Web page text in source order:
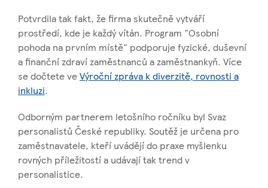
Potvrdila tak fakt, že firma skutečně vytváří
prostředí, kde je každý vítán. Program "Osobní
pohoda na prvním místě" podporuje fyzické, duševní
a finanční zdraví zaměstnanců a zaměstnankyň. Více
se dočtete veVýroční zpráva k diverzitě, rovnosti a
inkluzi.
Odborným partnerem letošního ročníku byl Svaz
personalistů České republiky. Soutěž je určena pro
zaměstnavatele, kteří uvádějí do praxe myšlenku
rovných příležitostí a udávají tak trend v
personalistice.